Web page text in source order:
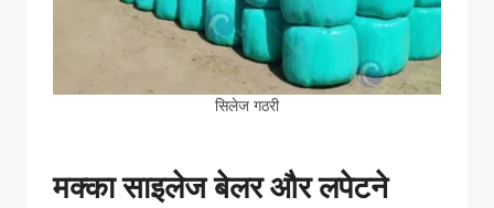
सिलेज गठरी
मक्का साइलेज बेलर और लपेटने